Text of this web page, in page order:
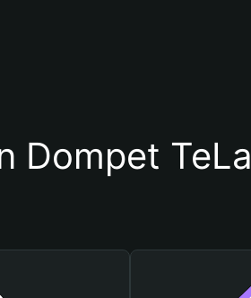
Dompet